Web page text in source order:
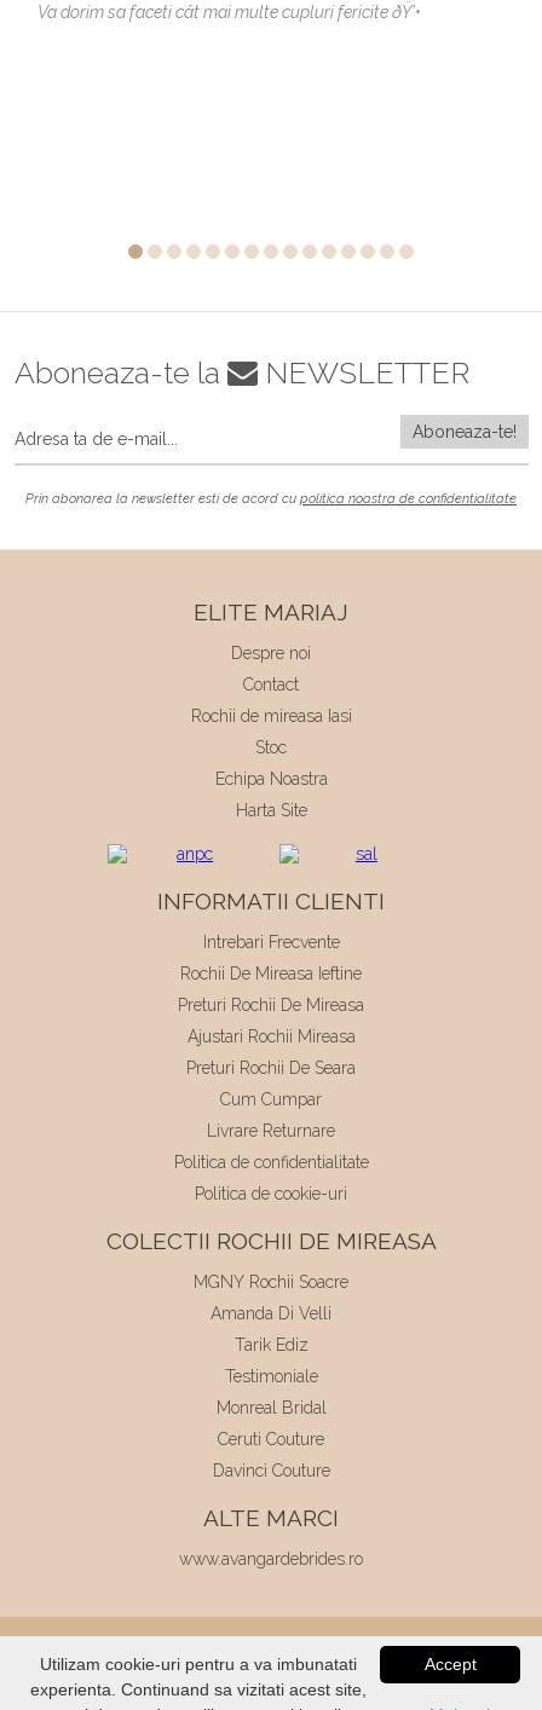
Va dorim sa faceti cât mai multe cupluri fericite ðŸ’•
Aboneaza-te la NEWSLETTER
Prin abonarea la newsletter esti de acord cu politica noastra de confidentialitate
ELITE MARIAJ
Despre noi
Contact
Rochii de mireasa Iasi
Stoc
Echipa Noastra
Harta Site
INFORMATII CLIENTI
Intrebari Frecvente
Rochii De Mireasa Ieftine
Preturi Rochii De Mireasa
Ajustari Rochii Mireasa
Preturi Rochii De Seara
Cum Cumpar
Livrare Returnare
Politica de confidentialitate
Politica de cookie-uri
COLECTII ROCHII DE MIREASA
MGNY Rochii Soacre
Amanda Di Velli
Tarik Ediz
Testimoniale
Monreal Bridal
Ceruti Couture
Davinci Couture
ALTE MARCI
www.avangardebrides.ro
© 2026Elite Mariaj | Toate drepturile
rezervate
Dezvoltat de Voitin.com
Accept
Utilizam cookie-uri pentru a va imbunatati
experienta. Continuand sa vizitati acest site,